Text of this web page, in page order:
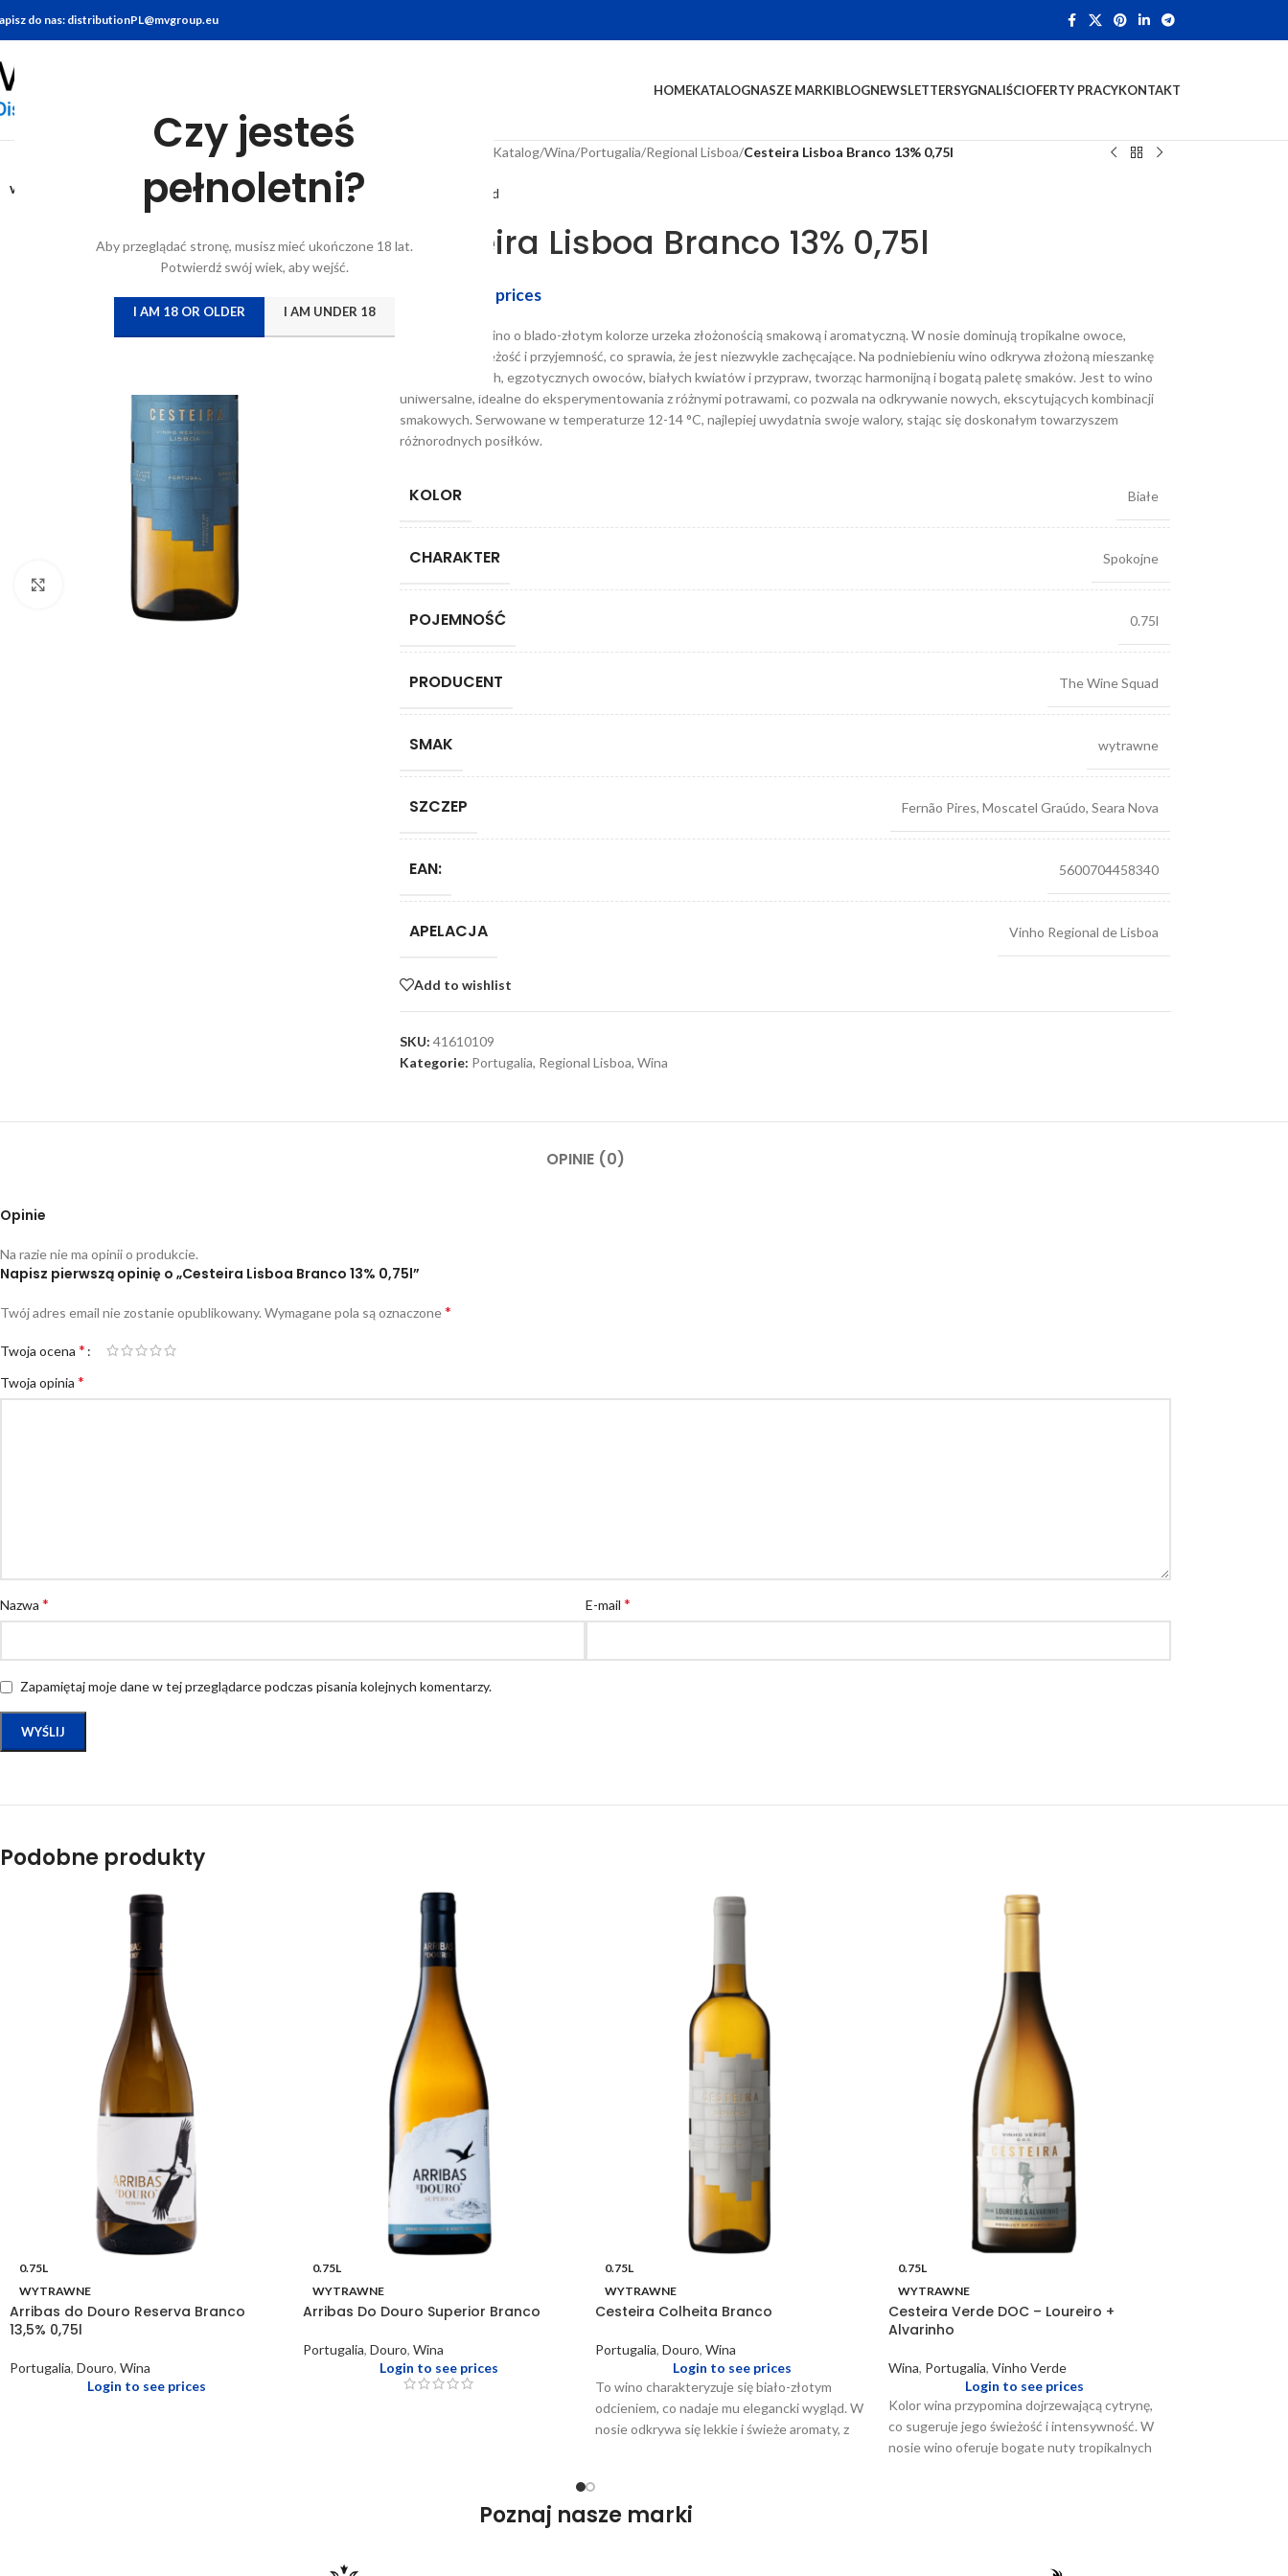
Czy jesteś
pełnoletni?
Aby przeglądać stronę, musisz mieć ukończone 18 lat.
Potwierdź swój wiek, aby wejść.
I AM 18 OR OLDER I AM UNDER 18
do nas: distributionPL@mvgroup.eu
HOMEKATALOGNASZE MARKIBLOGNEWSLETTERSYGNALIŚCIOFERTY PRACYKONTAKT
WYTRAWNE
Katalog/Wina/Portugalia/Regional Lisboa/Cesteira Lisboa Branco 13% 0,75l
The Wine Squad
Cesteira Lisboa Branco 13% 0,75l
Login to see prices
To wytrawne wino o blado-złotym kolorze urzeka złożonością smakową i aromatyczną. W nosie dominują tropikalne owoce,
nadając mu świeżość i przyjemność, co sprawia, że jest niezwykle zachęcające. Na podniebieniu wino odkrywa złożoną mieszankę
nut cytrusowych, egzotycznych owoców, białych kwiatów i przypraw, tworząc harmonijną i bogatą paletę smaków. Jest to wino
uniwersalne, idealne do eksperymentowania z różnymi potrawami, co pozwala na odkrywanie nowych, ekscytujących kombinacji
smakowych. Serwowane w temperaturze 12-14 °C, najlepiej uwydatnia swoje walory, stając się doskonałym towarzyszem
różnorodnych posiłków.
KOLOR Białe
CHARAKTER Spokojne
POJEMNOŚĆ 0.75l
PRODUCENT The Wine Squad
SMAK wytrawne
SZCZEP Fernão Pires,Moscatel Graúdo,Seara Nova
EAN: 5600704458340
APELACJA Vinho Regional de Lisboa
Add to wishlist
SKU:41610109
Kategorie: Portugalia, Regional Lisboa, Wina
OPINIE (0)
Opinie
Na razie nie ma opinii o produkcie.
Napisz pierwszą opinię o „Cesteira Lisboa Branco 13% 0,75l”
Twój adres email nie zostanie opublikowany. Wymagane pola są oznaczone*
Twoja ocena *
Twoja opinia *
Nazwa * E-mail *
Zapamiętaj moje dane w tej przeglądarce podczas pisania kolejnych komentarzy.
Podobne produkty
0.75L
WYTRAWNE
Arribas do Douro Reserva Branco
13,5% 0,75l
Portugalia, Douro, Wina
Login to see prices
0.75L
WYTRAWNE
Arribas Do Douro Superior Branco
Portugalia, Douro, Wina
Login to see prices
0.75L
WYTRAWNE
Cesteira Colheita Branco
Portugalia, Douro, Wina
Login to see prices
To wino charakteryzuje się biało-złotym
odcieniem, co nadaje mu elegancki wygląd. W
nosie odkrywa się lekkie i świeże aromaty, z
prezentuje się jako delikatnie wytrawne, z
0.75L
WYTRAWNE
Cesteira Verde DOC – Loureiro +
Alvarinho
Wina, Portugalia, Vinho Verde
Login to see prices
Kolor wina przypomina dojrzewającą cytrynę,
co sugeruje jego świeżość i intensywność. W
nosie wino oferuje bogate nuty tropikalnych
Poznaj nasze marki